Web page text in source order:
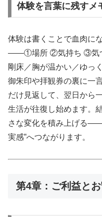
体験を言葉に残すメ
体験は書くことで血肉に
――①場所 ②気持ち ③気
剛床／胸が温かい／ゆっ
御朱印や拝観券の裏に一
だけ見返して、翌日から
生活が往復し始めます。
さな変化を積み上げる
実感”へつながります。
第4章：ご利益と